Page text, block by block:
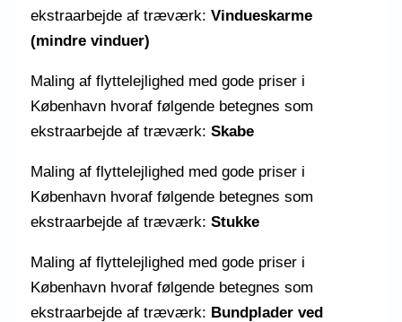
ekstraarbejde af træværk:Vindueskarme
(mindre vinduer)
Maling af flyttelejlighed med gode priser i
København hvoraf følgende betegnes som
ekstraarbejde af træværk:Skabe
Maling af flyttelejlighed med gode priser i
København hvoraf følgende betegnes som
ekstraarbejde af træværk:Stukke
Maling af flyttelejlighed med gode priser i
København hvoraf følgende betegnes som
ekstraarbejde af træværk: Bundplader ved